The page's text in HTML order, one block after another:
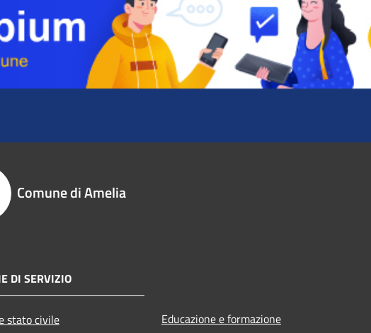
Comune di Amelia
DI SERVIZIO
stato civile
Educazione e formazione